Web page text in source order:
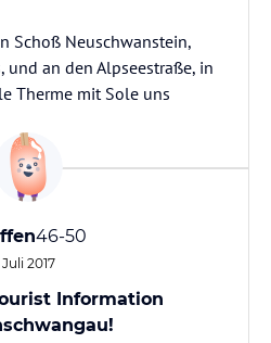
Schoß Neuschwanstein,
an den Alpseestraße, in
Therme mit Sole uns
46-50
Juli 2017
Information